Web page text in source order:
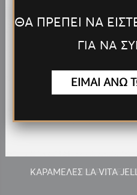
MINI POWER
ΚΑΡΑΜΕΛΕΣ LA VITA
ΘΑ ΠΡΕΠΕΙ ΝΑ
ΓΙΑ ΝΑ
ΕΙΜΑΙ ΑΝΩ